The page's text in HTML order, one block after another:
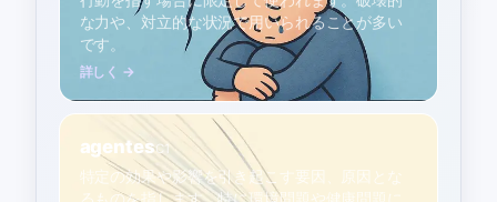
な力や、対立的な状況で用いられることが多い
です。
詳しく →
agentesC1
特定の効果や影響を引き起こす要因、原因とな
るものを指します。特に環境問題や健康問題に